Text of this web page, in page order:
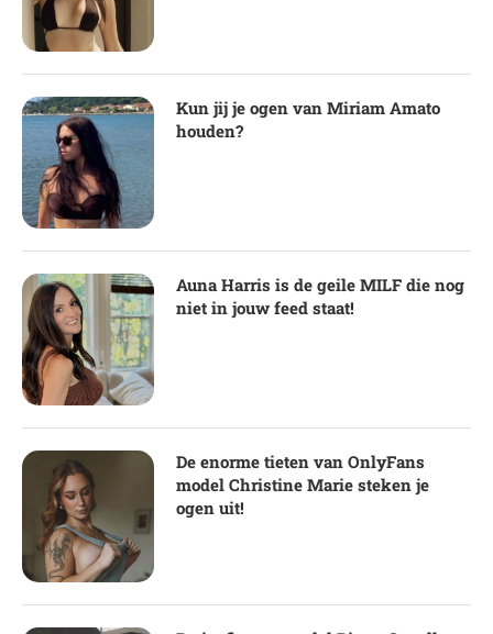
Kun jij je ogen van Miriam Amato
houden?
Auna Harris is de geile MILF die nog
niet in jouw feed staat!
De enorme tieten van OnlyFans
model Christine Marie steken je
ogen uit!